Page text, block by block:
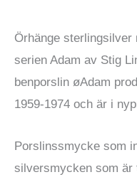
Örhänge
serien Adam av Stig
benporslin øAdam
1959-1974 och är i
Porslinssmycke som
silversmycken som är